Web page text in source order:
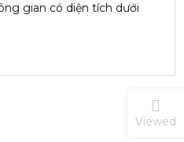
gian có diện tích dưới
Viewed